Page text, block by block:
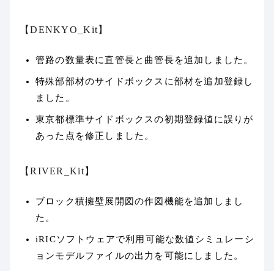
【DENKYO_Kit】
管路の数量表に直管長と曲管長を追加しました。
特殊部部材のサイドボックスに部材を追加登録し
ました。
東京都標準サイドボックスの初期登録値に誤りが
あった点を修正しました。
【RIVER_Kit】
ブロック積擁壁展開図の作図機能を追加しまし
た。
iRICソフトウェアで利用可能な数値シミュレーシ
ョンモデルファイルの出力を可能にしました。